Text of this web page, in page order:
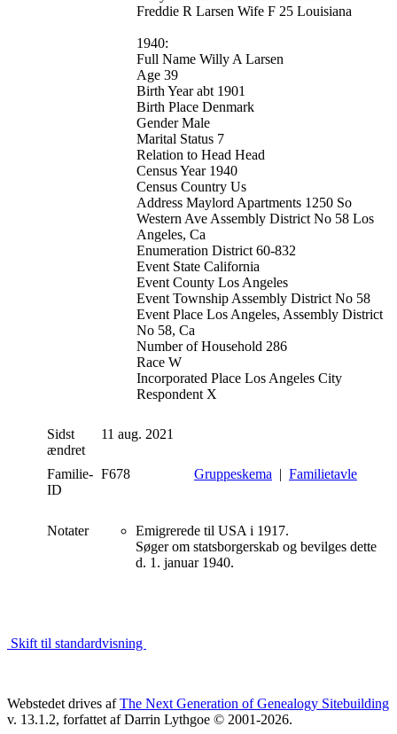
Freddie R Larsen Wife F 25 Louisiana
1940:
Full Name Willy A Larsen
Age 39
Birth Year abt 1901
Birth Place Denmark
Gender Male
Marital Status 7
Relation to Head Head
Census Year 1940
Census Country Us
Address Maylord Apartments 1250 So
Western Ave Assembly District No 58 Los
Angeles, Ca
Enumeration District 60-832
Event State California
Event County Los Angeles
Event Township Assembly District No 58
Event Place Los Angeles, Assembly District
No 58, Ca
Number of Household 286
Race W
Incorporated Place Los Angeles City
Respondent X
Sidst
ændret
11 aug. 2021
Familie-
ID
F678 Gruppeskema | Familietavle
Notater
Emigrerede til USA i 1917.
Søger om statsborgerskab og bevilges dette
d. 1. januar 1940.
Skift til standardvisning
Webstedet drives afThe Next Generation of Genealogy Sitebuilding
v. 13.1.2, forfattet af Darrin Lythgoe © 2001-2026.